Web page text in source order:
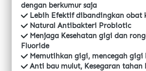
dengan berkumur saja
Lebih Efektif dibandingkan obat
Natural Antibakteri Probiotic
Menjaga Kesehatan gigi dan
Fluoride
Memutihkan gigi, mencegah gigi
Anti bau mulut, Kesegaran tahan